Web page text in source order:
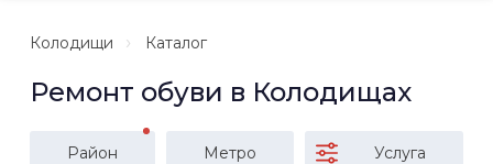
Колодищи Каталог
Ремонт обуви в Колодищах
Район Метро Услуга